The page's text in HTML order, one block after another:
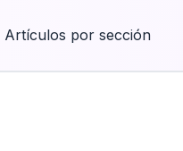
Artículos por sección